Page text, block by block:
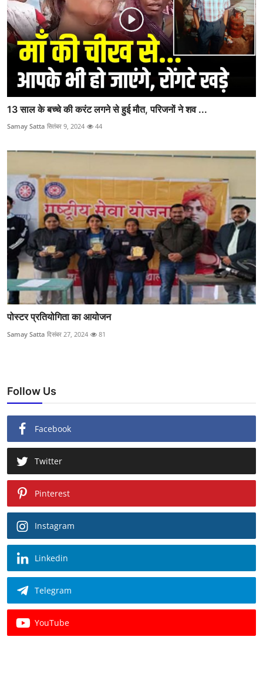
13 साल के बच्चे की करंट लगने से हुई मौत, परिजनों ने शव ...
Samay Satta सितंबर 9, 2024 44
पोस्टर प्रतियोगिता का आयोजन
Samay Satta दिसंबर 27, 2024 81
Follow Us
Facebook
Twitter
Pinterest
Instagram
Linkedin
Telegram
YouTube